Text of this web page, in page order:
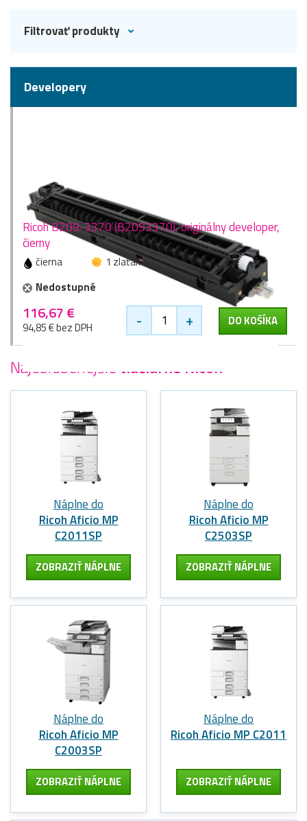
Filtrovať produkty
Developery
Ricoh B209-3370 (B2093370), originálny developer,
čierny
čierna
1 zlaťák
Nedostupné
116,67 €
94,85 € bez DPH - + DO KOŠÍKA
Najobľúbenejšie tlačiarne Ricoh
Náplne do
Ricoh Aficio MP
C2011SP
ZOBRAZIŤ NÁPLNE
Náplne do
Ricoh Aficio MP
C2503SP
ZOBRAZIŤ NÁPLNE
Náplne do
Ricoh Aficio MP
C2003SP
ZOBRAZIŤ NÁPLNE
Náplne do
Ricoh Aficio MP C2011
ZOBRAZIŤ NÁPLNE